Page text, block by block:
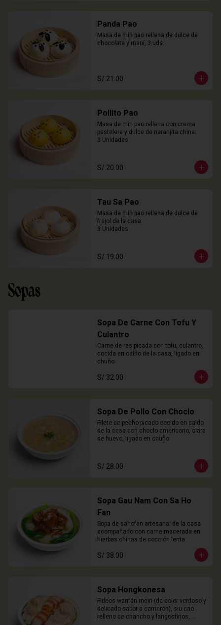
Panda Pao
Masa de min pao rellena de dulce de
chocolate y maní, 3 uds.
S/ 21.00
Pollito Pao
Masa de min pao rellena con crema
pastelera y dulce de naranjita china.
3 Unidades
S/ 20.00
Tau Sa Pao
Masa de min pao rellena de dulce de
frejol de la casa.
3 Unidades
S/ 19.00
Sopas
Sopa De Carne Con Tofu Y
Culantro
Carne de res picada con tofu, culantro,
cocida en caldo de la casa, ligado en
chuño.
S/ 32.00
Sopa De Pollo Con Choclo
Filete de pecho picado cocido en caldo
de la casa con choclo americano, clara
de huevo, ligado en chuño
S/ 28.00
Sopa Gau Nam Con Sa Ho
Fan
Sopa de sahofan artesanal de la casa
acompañado con carne macerada en
hierbas chinas de cocción lenta
S/ 38.00
Sopa Hongkonesa
Fideos wantán mein (de color verdoso y
delicado sabor a camarón), siu cao
relleno de chancho y langostinos,